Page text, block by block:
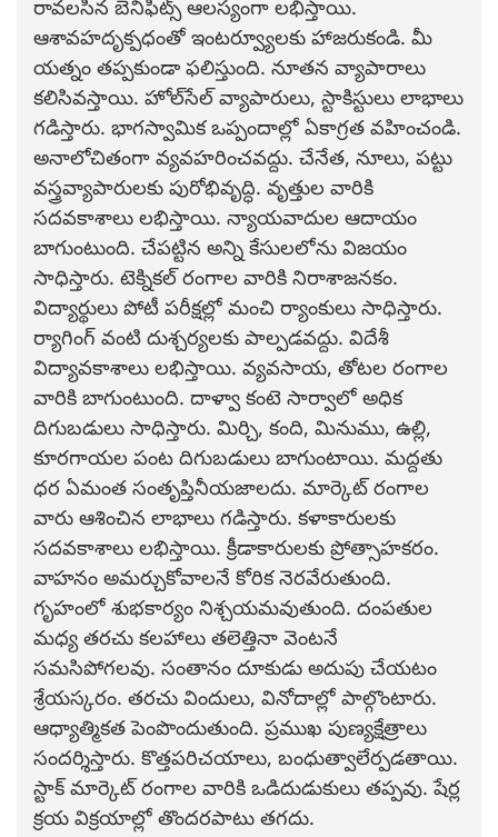
రావలసిన బెనిఫిట్స్ ఆలస్యంగా లభిస్తాయి.
ఆశావహదృక్పధంతో ఇంటర్వ్యూలకు హాజరుకండి. మీ
యత్నం తప్పకుండా ఫలిస్తుంది. నూతన వ్యాపారాలు
కలిసివస్తాయి. హోల్‌సేల్ వ్యాపారులు, స్టాకిస్టులు లాభాలు
గడిస్తారు. భాగస్వామిక ఒప్పందాల్లో ఏకాగ్రత వహించండి.
అనాలోచితంగా వ్యవహరించవద్దు. చేనేత, నూలు, పట్టు
వస్త్రవ్యాపారులకు పురోభివృద్ధి. వృత్తుల వారికి
సదవకాశాలు లభిస్తాయి. న్యాయవాదుల ఆదాయం
బాగుంటుంది. చేపట్టిన అన్ని కేసులలోను విజయం
సాధిస్తారు. టెక్నికల్ రంగాల వారికి నిరాశాజనకం.
విద్యార్థులు పోటీ పరీక్షల్లో మంచి ర్యాంకులు సాధిస్తారు.
ర్యాగింగ్ వంటి దుశ్చర్యలకు పాల్పడవద్దు. విదేశీ
విద్యావకాశాలు లభిస్తాయి. వ్యవసాయ, తోటల రంగాల
వారికి బాగుంటుంది. దాళ్వా కంటె సార్వాలో అధిక
దిగుబడులు సాధిస్తారు. మిర్చి, కంది, మినుము, ఉల్లి,
కూరగాయల పంట దిగుబడులు బాగుంటాయి. మద్దతు
ధర ఏమంత సంతృప్తినీయజాలదు. మార్కెట్ రంగాల
వారు ఆశించిన లాభాలు గడిస్తారు. కళాకారులకు
సదవకాశాలు లభిస్తాయి. క్రీడాకారులకు ప్రోత్సాహకరం.
వాహనం అమర్చుకోవాలనే కోరిక నెరవేరుతుంది.
గృహంలో శుభకార్యం నిశ్చయమవుతుంది. దంపతుల
మధ్య తరచు కలహాలు తలెత్తినా వెంటనే
సమసిపోగలవు. సంతానం దూకుడు అదుపు చేయటం
శ్రేయస్కరం. తరచు విందులు, వినోదాల్లో పాల్గొంటారు.
ఆధ్యాత్మికత పెంపొందుతుంది. ప్రముఖ పుణ్యక్షేత్రాలు
సందర్శిస్తారు. కొత్తపరిచయాలు, బంధుత్వాలేర్పడతాయి.
స్టాక్ మార్కెట్ రంగాల వారికి ఒడిదుడుకులు తప్పవు. షేర్ల
క్రయ విక్రయాల్లో తొందరపాటు తగదు.